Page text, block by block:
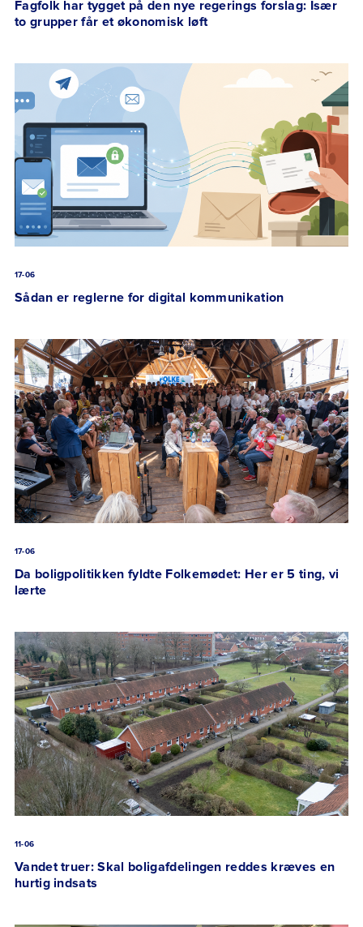
Fagfolk har tygget på den nye regerings forslag: Især
to grupper får et økonomisk løft
17-06
Sådan er reglerne for digital kommunikation
17-06
Da boligpolitikken fyldte Folkemødet: Her er 5 ting, vi
lærte
11-06
Vandet truer: Skal boligafdelingen reddes kræves en
hurtig indsats